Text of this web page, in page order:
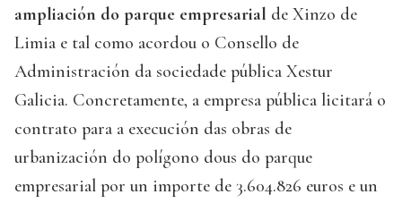
ampliación do parque empresarial de Xinzo de
Limia e tal como acordou o Consello de
Administración da sociedade pública Xestur
Galicia. Concretamente, a empresa pública licitará o
contrato para a execución das obras de
urbanización do polígono dous do parque
empresarial por un importe de 3.604.826 euros e un